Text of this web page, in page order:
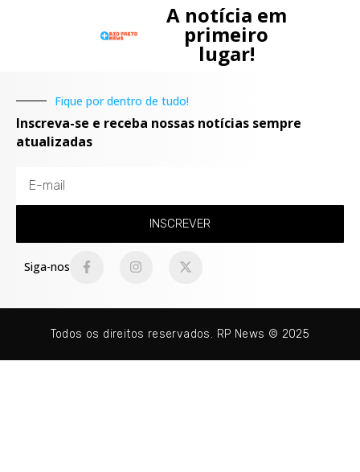
A notícia em
primeiro
lugar!
Fique por dentro de tudo!
Inscreva-se e receba nossas notícias sempre
atualizadas
INSCREVER
Siga-nos
Todos os direitos reservados. RP News © 2025